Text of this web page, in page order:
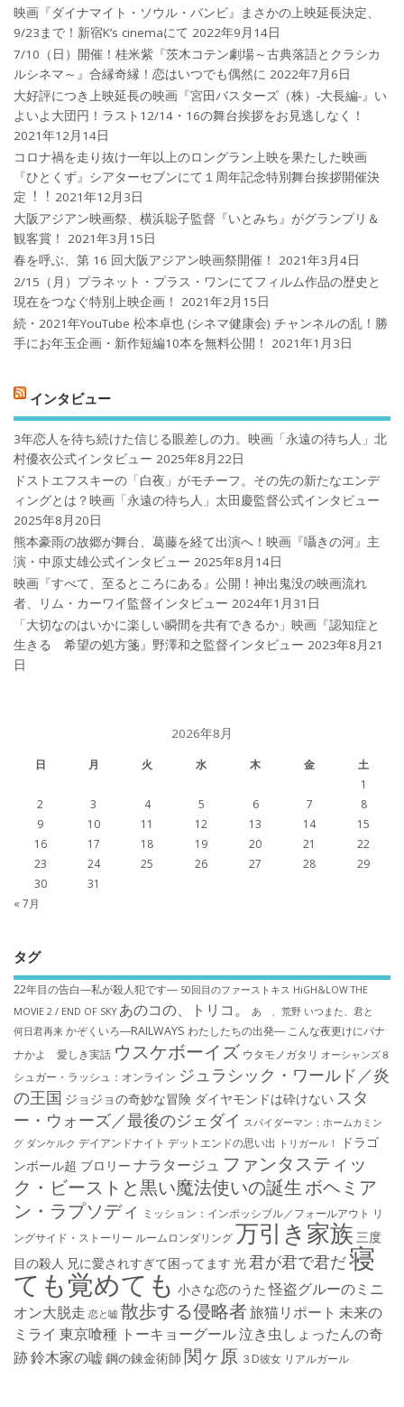
映画『ダイナマイト・ソウル・バンビ』まさかの上映延長決定、
9/23まで！新宿K’s cinemaにて 2022年9月14日
7/10（日）開催！桂米紫『茨木コテン劇場～古典落語とクラシカ
ルシネマ～』合縁奇縁！恋はいつでも偶然に 2022年7月6日
大好評につき上映延長の映画『宮田バスターズ（株）-大長編-』い
よいよ大団円！ラスト12/14・16の舞台挨拶をお見逃しなく！
2021年12月14日
コロナ禍を⾛り抜け⼀年以上のロングラン上映を果たした映画
『ひとくず』シアターセブンにて１周年記念特別舞台挨拶開催決
定︕︕ 2021年12月3日
大阪アジアン映画祭、横浜聡子監督『いとみち』がグランプリ＆
観客賞！
2021年3月15日
春を呼ぶ、第 16 回大阪アジアン映画祭開催！
2021年3月4日
2/15（月）プラネット・プラス・ワンにてフィルム作品の歴史と
現在をつなぐ特別上映企画！
2021年2月15日
続・2021年YouTube 松本卓也 (シネマ健康会) チャンネルの乱！勝
手にお年玉企画・新作短編10本を無料公開！
2021年1月3日
インタビュー
3年恋人を待ち続けた信じる眼差しの力。映画「永遠の待ち人」北
村優衣公式インタビュー 2025年8月22日
ドストエフスキーの「白夜」がモチーフ。その先の新たなエンデ
ィングとは？映画「永遠の待ち人」太田慶監督公式インタビュー
2025年8月20日
熊本豪雨の故郷が舞台、葛藤を経て出演へ！映画『囁きの河』主
演・中原丈雄公式インタビュー 2025年8月14日
映画『すべて、至るところにある』公開！神出鬼没の映画流れ
者、リム・カーワイ監督インタビュー 2024年1月31日
「大切なのはいかに楽しい瞬間を共有できるか」映画『認知症と
生きる 希望の処方箋』野澤和之監督インタビュー 2023年8月21
日
2026年8月
日 月 火 水 木 金
土
1
2
3 4 5 6 7
8
9
10 11 12 13 14
15
16
17 18 19 20 21
22
23
24 25 26 27 28
29
30
31
« 7月
タグ
22年目の告白―私が殺人犯です― 50回目のファーストキス HiGH&LOW THE
MOVIE 2 / END OF SKY あのコの、トリコ。 あゝ、荒野 いつまた、君と
何日君再来 かぞくいろ―RAILWAYS わたしたちの出発― こんな夜更けにバナ
ナかよ 愛しき実話 ウスケボーイズ ウタモノガタリ オーシャンズ８
シュガー・ラッシュ：オ​ンライン ジュラシック・ワールド／炎
の王国 ジョジョの奇妙な冒険 ダイヤモンドは砕けない スタ
ー・ウォーズ／最後のジェダイ スパイダーマン：ホームカミン
グ ダンケルク デイアンドナイト デットエンドの思い出 トリガール！
ドラゴ
ンボール超 ブロリー ナラタージュ ファンタスティッ
ク・ビーストと黒い魔法使いの誕生 ボヘミア
ン・ラプソディ ミッション：インポッシブル／フォールアウト リ
ングサイド・ストーリー ルームロンダリング万引き家族 三度
目の殺人 兄に愛されすぎて困ってます 光君が君で君だ寝
ても覚めても 小さな恋のうた 怪盗グルーのミニ
オン大脱走 恋と嘘 散歩する侵略者旅猫リポート 未来の
ミライ 東京喰種 トーキョーグール泣き虫しょったんの奇
跡鈴木家の嘘 鋼の錬金術師 関ヶ原 ３D彼女 リアルガール